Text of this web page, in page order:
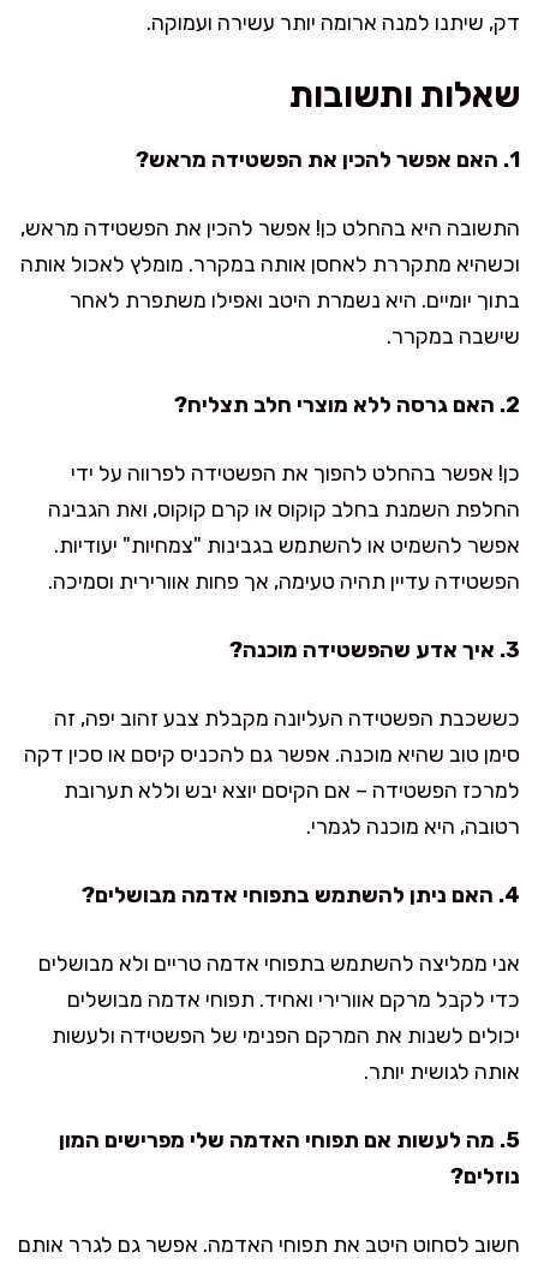
דק, שיתנו למנה ארומה יותר עשירה ועמוקה.
שאלות ותשובות
1. האם אפשר להכין את הפשטידה מראש?
התשובה היא בהחלט כן! אפשר להכין את הפשטידה מראש,
וכשהיא מתקררת לאחסן אותה במקרר. מומלץ לאכול אותה
בתוך יומיים. היא נשמרת היטב ואפילו משתפרת לאחר
שישבה במקרר.
2. האם גרסה ללא מוצרי חלב תצליח?
כן! אפשר בהחלט להפוך את הפשטידה לפרווה על ידי
החלפת השמנת בחלב קוקוס או קרם קוקוס, ואת הגבינה
אפשר להשמיט או להשתמש בגבינות "צמחיות" יעודיות.
הפשטידה עדיין תהיה טעימה, אך פחות אוורירית וסמיכה.
3. איך אדע שהפשטידה מוכנה?
כששכבת הפשטידה העליונה מקבלת צבע זהוב יפה, זה
סימן טוב שהיא מוכנה. אפשר גם להכניס קיסם או סכין דקה
למרכז הפשטידה – אם הקיסם יוצא יבש וללא תערובת
רטובה, היא מוכנה לגמרי.
4. האם ניתן להשתמש בתפוחי אדמה מבושלים?
אני ממליצה להשתמש בתפוחי אדמה טריים ולא מבושלים
כדי לקבל מרקם אוורירי ואחיד. תפוחי אדמה מבושלים
יכולים לשנות את המרקם הפנימי של הפשטידה ולעשות
אותה לגושית יותר.
5. מה לעשות אם תפוחי האדמה שלי מפרישים המון
נוזלים?
חשוב לסחוט היטב את תפוחי האדמה. אפשר גם לגרר אותם